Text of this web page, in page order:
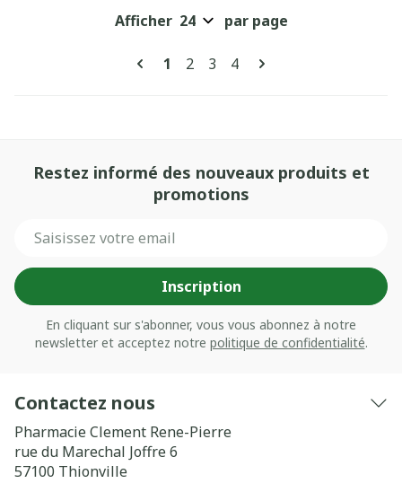
Pages
Vous lisez actuellement la page
1 Page
2 Page
3 Page
4
Afficher par page
Restez informé des nouveaux produits et
promotions
Inscription
En cliquant sur s'abonner, vous vous abonnez à notre
newsletter et acceptez notre politique de confidentialité.
Contactez nous
Pharmacie Clement Rene-Pierre
rue du Marechal Joffre 6
57100 Thionville